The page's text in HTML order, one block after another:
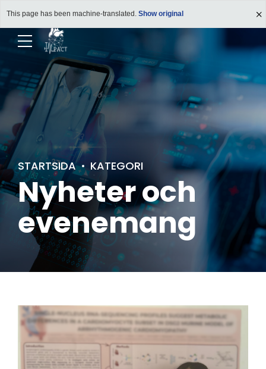
This page has been machine-translated. Show original
STARTSIDA KATEGORI
Nyheter och
evenemang